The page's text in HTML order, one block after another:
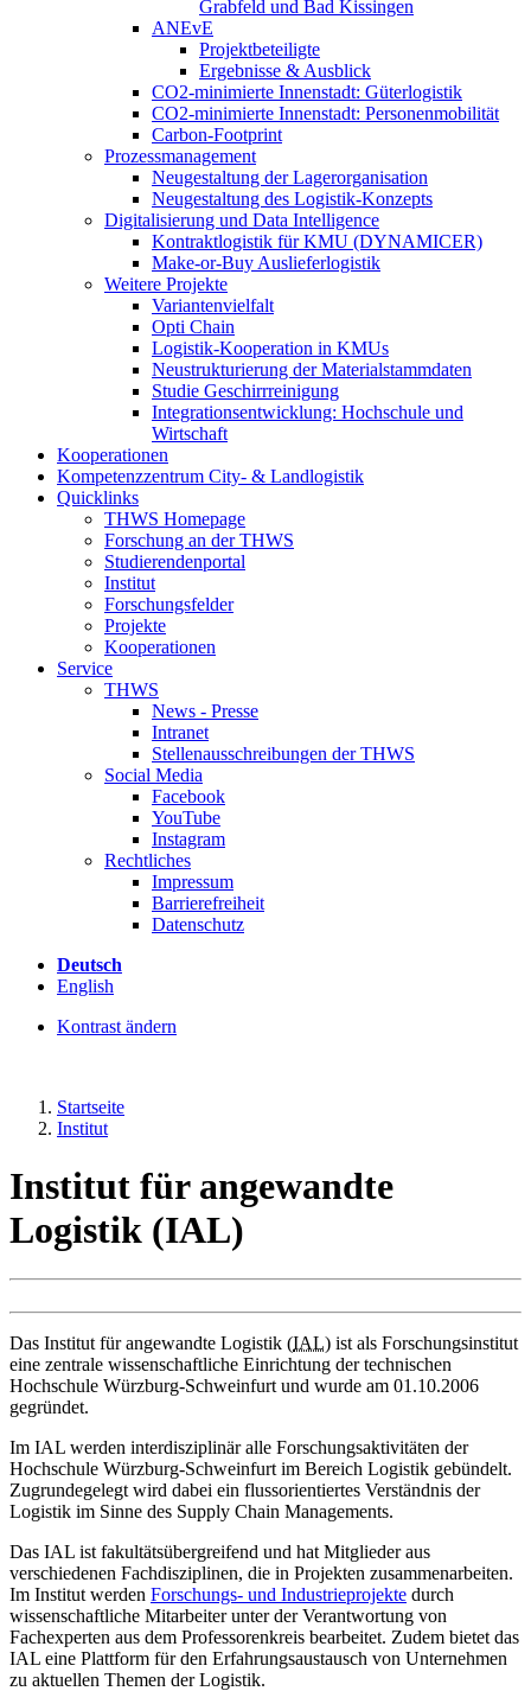
Grabfeld und Bad Kissingen
ANEvE
Projektbeteiligte
Ergebnisse & Ausblick
CO2-minimierte Innenstadt: Güterlogistik
CO2-minimierte Innenstadt: Personenmobilität
Carbon-Footprint
Prozessmanagement
Neugestaltung der Lagerorganisation
Neugestaltung des Logistik-Konzepts
Digitalisierung und Data Intelligence
Kontraktlogistik für KMU (DYNAMICER)
Make-or-Buy Auslieferlogistik
Weitere Projekte
Variantenvielfalt
Opti Chain
Logistik-Kooperation in KMUs
Neustrukturierung der Materialstammdaten
Studie Geschirrreinigung
Integrationsentwicklung: Hochschule und
Wirtschaft
Kooperationen
Kompetenzzentrum City- & Landlogistik
Quicklinks
THWS Homepage
Forschung an der THWS
Studierendenportal
Institut
Forschungsfelder
Projekte
Kooperationen
Service
THWS
News - Presse
Intranet
Stellenausschreibungen der THWS
Social Media
Facebook
YouTube
Instagram
Rechtliches
Impressum
Barrierefreiheit
Datenschutz
Deutsch
English
Kontrast ändern
Startseite
Institut
Institut für angewandte
Logistik (IAL)
Das Institut für angewandte Logistik (IAL) ist als Forschungsinstitut
eine zentrale wissenschaftliche Einrichtung der technischen
Hochschule Würzburg-Schweinfurt und wurde am 01.10.2006
gegründet.
Im IAL werden interdisziplinär alle Forschungsaktivitäten der
Hochschule Würzburg-Schweinfurt im Bereich Logistik gebündelt.
Zugrundegelegt wird dabei ein flussorientiertes Verständnis der
Logistik im Sinne des Supply Chain Managements.
Das IAL ist fakultätsübergreifend und hat Mitglieder aus
verschiedenen Fachdisziplinen, die in Projekten zusammenarbeiten.
Im Institut werden Forschungs- und Industrieprojekte durch
wissenschaftliche Mitarbeiter unter der Verantwortung von
Fachexperten aus dem Professorenkreis bearbeitet. Zudem bietet das
IAL eine Plattform für den Erfahrungsaustausch von Unternehmen
zu aktuellen Themen der Logistik.